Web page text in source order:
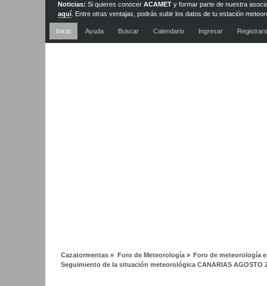
Noticias: Si quieres conocerACAMET y formar parte de nuestra
aquí . Entre otras ventajas, podrás subir los datos de tu estación
nuestra red de estaciones y webcams
Inicio
Ayuda Buscar Calendario Ingresar
Cazatormentas » Foro de Meteorología» Foro de meteorología
Seguimiento de la situación meteorológica CANARIAS AGOSTO